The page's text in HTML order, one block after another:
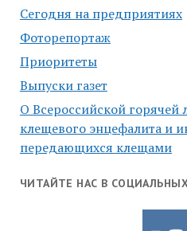
Сегодня на предприятиях
Фоторепортаж
Приоритеты
Выпуски газет
О Всероссийской
клещевого энцефалита и
передающихся клещами
ЧИТАЙТЕ НАС В